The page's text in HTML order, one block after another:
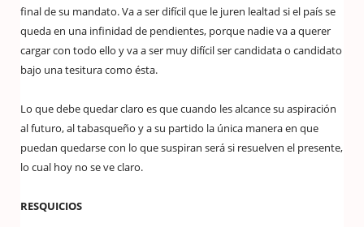
final de su mandato. Va a ser difícil que le juren lealtad si el país se
queda en una infinidad de pendientes, porque nadie va a querer
cargar con todo ello y va a ser muy difícil ser candidata o candidato
bajo una tesitura como ésta.
Lo que debe quedar claro es que cuando les alcance su aspiración
al futuro, al tabasqueño y a su partido la única manera en que
puedan quedarse con lo que suspiran será si resuelven el presente,
lo cual hoy no se ve claro.
RESQUICIOS